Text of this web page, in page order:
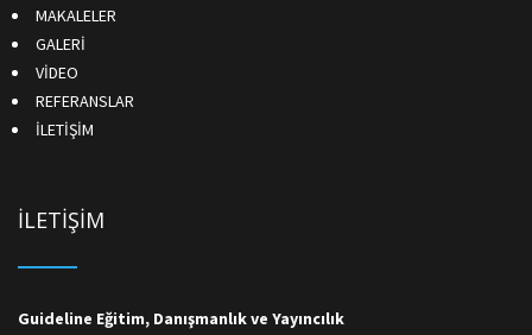
MAKALELER
GALERİ
VİDEO
REFERANSLAR
İLETİŞİM
İLETİŞİM
Guideline Eğitim, Danışmanlık ve Yayıncılık